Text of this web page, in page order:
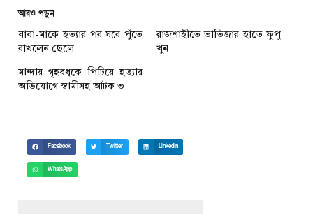
আরও পড়ুন
বাবা-মাকে হত্যার পর ঘরে পুঁতে
রাখলেন ছেলে
রাজশাহীতে ভাতিজার হাতে ফুপু
খুন
মান্দায় গৃহবধূকে পিটিয়ে হত্যার
অভিযোগে স্বামীসহ আটক ৩
Facebook Twitter LinkedIn
WhatsApp